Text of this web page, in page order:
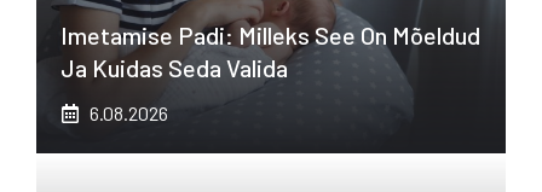
Imetamise Padi: Milleks See On Mõeldud
Ja Kuidas Seda Valida
6.08.2026